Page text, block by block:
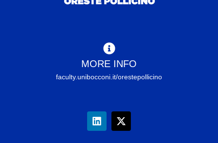
MORE INFO
faculty.unibocconi.it/orestepollicino